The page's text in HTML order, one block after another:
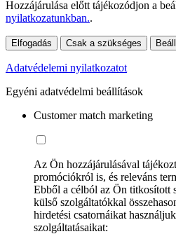
Hozzájárulása előtt tájékozódjon a
nyilatkozatunkban..
Elfogadás Csak a szükséges
Adatvédelemi nyilatkozatot
Egyéni adatvédelmi beállítások
Customer match marketing
Az Ön hozzájárulásával
promóciókról is, és releváns
Ebből a célból az Ön titkosított
külső szolgáltatókkal
hirdetési csatornáikat
szolgáltatásaikat: